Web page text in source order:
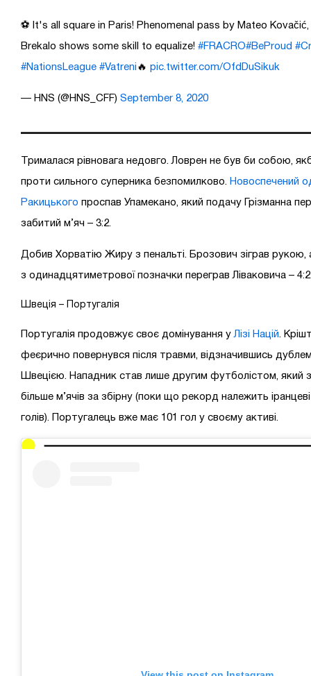
⚽️ It's all square in Paris! Phenomenal pass by Mateo
Brekalo shows some skill to equalize! #FRACRO#BeProud
#NationsLeague #Vatreni 🔥 pic.twitter.com/OfdDuSikuk
— HNS (@HNS_CFF) September 8, 2020
Трималася рівновага недовго. Ловрен не був би собою,
проти сильного суперника безпомилково. Новоспечений
Ракицького проспав Упамекано, який подачу Грізманна
забитий м’яч – 3:2.
Добив Хорватію Жиру з пенальті. Брозович зіграв рукою,
з одинадцятиметрової позначки переграв Ліваковича –
Швеція – Португалія
Португалія продовжує своє домінування у Лізі Націй .
феєрично повернувся після травми, відзначившись
Швецією. Нападник став лише другим футболістом, який
більше м’ячів за збірну (поки що рекорд належить
голів). Португалець вже має 101 гол у своєму активі.